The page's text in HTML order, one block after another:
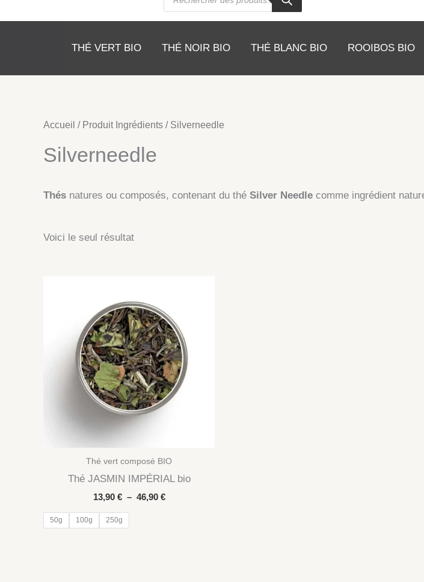
de
produits
THÉ VERT BIO THÉ NOIR BIO THÉ BLANC BIO ROOIBOS BIO
Accueil / Produit Ingrédients / Silverneedle
Silverneedle
Thés natures ou composés, contenant du thé Silver Needle comme ingrédient
Voici le seul résultat
Thé vert composé BIO
Thé JASMIN IMPÉRIAL bio
13,90 € – 46,90 €Plage
50g 100g 250g